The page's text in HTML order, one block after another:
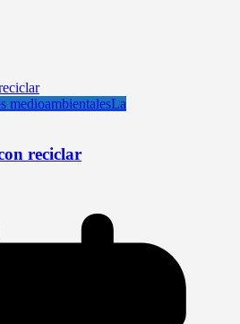
medioambientalesLa
reciclar